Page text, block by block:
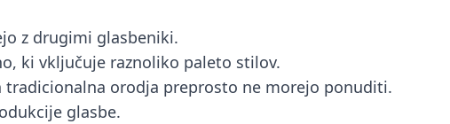
z drugimi glasbeniki.
ki vključuje raznoliko paleto stilov.
orodja preprosto ne morejo ponuditi.
glasbe.